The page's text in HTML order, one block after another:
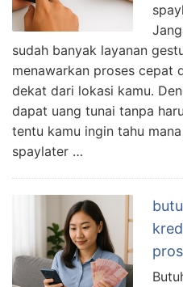
sudah banyak layanan
menawarkan proses cepat
dekat dari lokasi kamu.
dapat uang tunai tanpa
tentu kamu ingin tahu
spaylater …